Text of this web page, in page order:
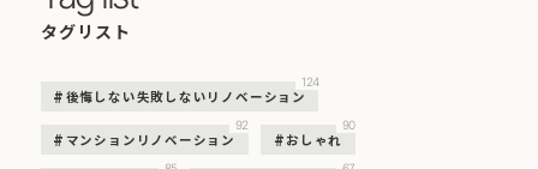
タグリスト
後悔しない失敗しないリノベーション
124
マンションリノベーション
92
おしゃれ
90